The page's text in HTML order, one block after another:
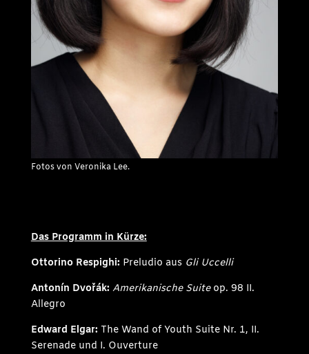
Fotos von Veronika Lee.
Das Programm in Kürze:
Ottorino Respighi: Preludio aus Gli Uccelli
Antonín Dvořák: Amerikanische Suiteop. 98 II.
Allegro
Edward Elgar: The Wand of Youth Suite Nr. 1, II.
Serenade und I. Ouverture